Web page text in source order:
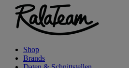
Shop
Brands